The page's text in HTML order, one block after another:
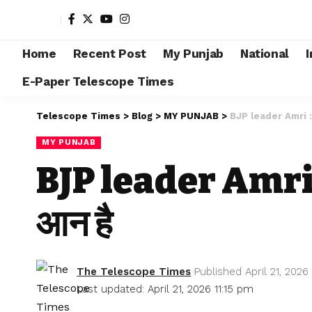
Home Recent Post My Punjab National
E-Paper Telescope Times
Telescope Times > Blog > MY PUNJAB > BJP leader Amri :
MY PUNJAB
BJP leader Amri :
आन है
Last updated: April 21, 2026 11:15 pm
The Telescope Times Published April 21, 2026